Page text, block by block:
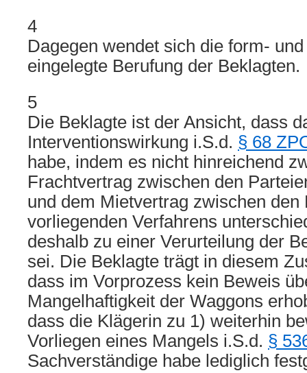
4
Dagegen wendet sich die form-
eingelegte Berufung der Beklagten.
5
Die Beklagte ist der Ansicht, dass
Interventionswirkung i.S.d. § 68
habe, indem es nicht hinreichend
Frachtvertrag zwischen den
und dem Mietvertrag zwischen den
vorliegenden Verfahrens
deshalb zu einer Verurteilung der
sei. Die Beklagte trägt in diesem
dass im Vorprozess kein Beweis
Mangelhaftigkeit der Waggons
dass die Klägerin zu 1) weiterhin
Vorliegen eines Mangels i.S.d. §
Sachverständige habe lediglich